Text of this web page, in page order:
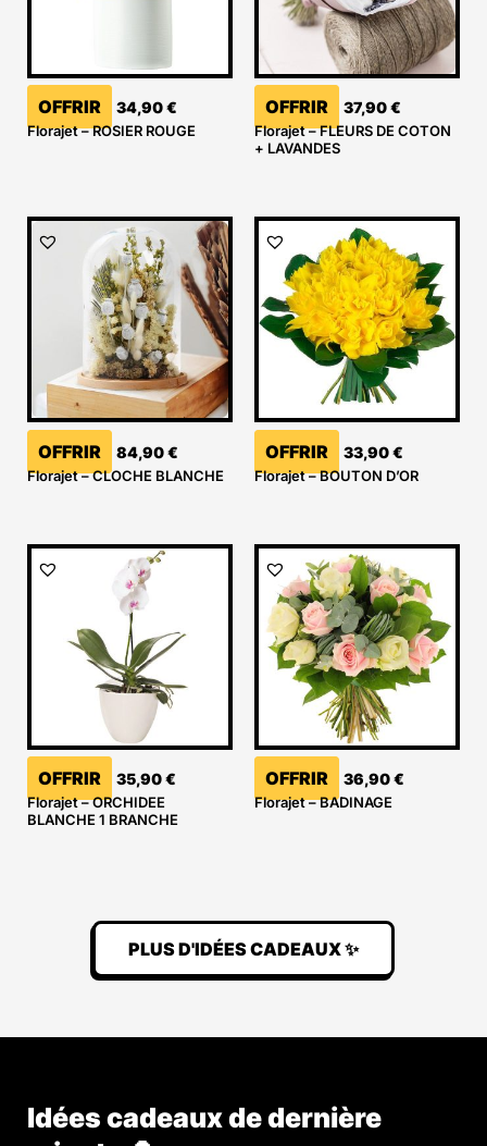
OFFRIR 34,90€
Florajet – ROSIER ROUGE
OFFRIR 37,90€
Florajet – FLEURS DE COTON
+ LAVANDES
OFFRIR 84,90€
Florajet – CLOCHE BLANCHE
OFFRIR 33,90€
Florajet – BOUTON D’OR
OFFRIR 35,90€
Florajet – ORCHIDEE
BLANCHE 1 BRANCHE
OFFRIR 36,90€
Florajet – BADINAGE
PLUS D'IDÉES CADEAUX ✨
Idées cadeaux de dernière